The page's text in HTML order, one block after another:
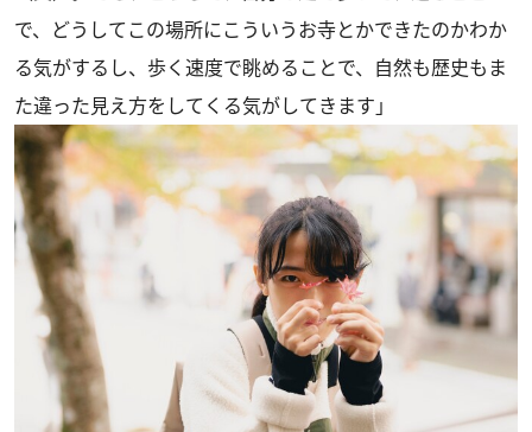
で、どうしてこの場所にこういうお寺とかできたのかわか
る気がするし、歩く速度で眺めることで、自然も歴史もま
た違った見え方をしてくる気がしてきます」